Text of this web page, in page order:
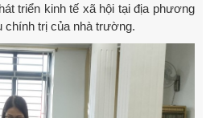
triển kinh tế xã hội tại địa phương
chính trị của nhà trường.